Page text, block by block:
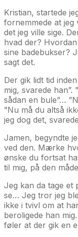
Kristian, startede
fornemmede at
det jeg ville sige.
hvad der?
sine badebukser?
sagt det.
Der gik lidt tid
mig, svarede
sådan en bule”…
”Nu må du altså
jeg dog det,
Jamen, begyndte
ved den. Mærke
ønske du fortsat
til mig, på den
Jeg kan da tage et
se… Jeg tror jeg
ikke i tvivl om at
beroligede han
føler at der gik en